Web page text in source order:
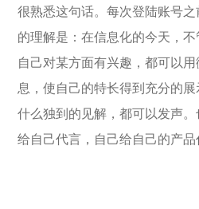
很熟悉这句话。每次登陆账号
的理解是：在信息化的今天，
自己对某方面有兴趣，都可以
息，使自己的特长得到充分的
什么独到的见解，都可以发声
给自己代言，自己给自己的产品